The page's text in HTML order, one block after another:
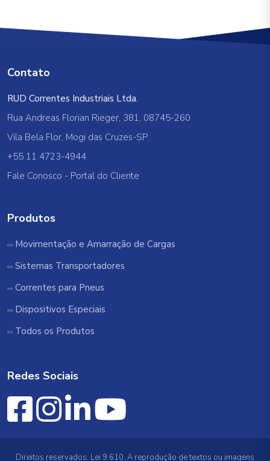
Contato
RUD Correntes Industriais Ltda.
Rua Andreas Florian Rieger, 381, 08745-260
Vila Bela Flor, Mogi das Cruzes-SP
+55 11 4723-4944
Fale Conosco - Portal do Cliente
Produtos
Movimentação e Amarração de Cargas
Sistemas Transportadores
Correntes para Pneus
Dispositivos Especiais
Todos os Produtos
Redes Sociais
Direitos reservados. Lei 9.610. A reprodução de textos ou imagens